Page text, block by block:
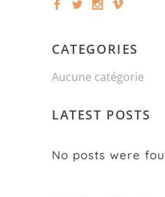
CATEGORIES
Aucune catégorie
LATEST POSTS
No posts were